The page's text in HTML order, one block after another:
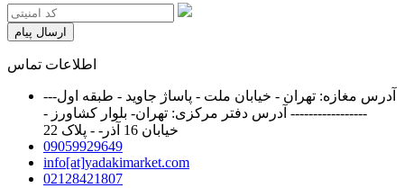
ارسال پیام
اطلاعات تماس
آدرس مغازه: تهران - خیابان ملت - پاساژ جاوید - طبقه اول---
----------------- آدرس دفتر مرکزی: تهران- بلوار کشاورز -
خیابان 16 آذر- - پلاک 22
09059929649
info[at]yadakimarket.com
02128421807